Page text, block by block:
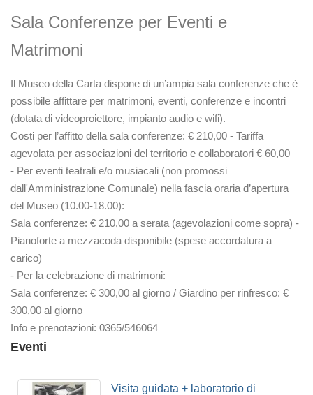
Sala Conferenze per Eventi e
Matrimoni
Il Museo della Carta dispone di un’ampia sala conferenze che è
possibile affittare per matrimoni, eventi, conferenze e incontri
(dotata di videoproiettore, impianto audio e wifi).
Costi per l’affitto della sala conferenze: € 210,00 - Tariffa
agevolata per associazioni del territorio e collaboratori € 60,00
- Per eventi teatrali e/o musiacali (non promossi
dall'Amministrazione Comunale) nella fascia oraria d’apertura
del Museo (10.00-18.00):
Sala conferenze: € 210,00 a serata (agevolazioni come sopra) -
Pianoforte a mezzacoda disponibile (spese accordatura a
carico)
- Per la celebrazione di matrimoni:
Sala conferenze: € 300,00 al giorno / Giardino per rinfresco: €
300,00 al giorno
Info e prenotazioni: 0365/546064
Eventi
Visita guidata + laboratorio di